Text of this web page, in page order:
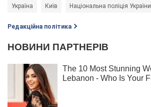
Україна Київ Національна поліція України
Редакційна політика